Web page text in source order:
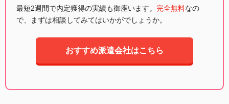
最短2週間で内定獲得の実績も御座います。 完全無料なの
で、まずは相談してみてはいかがでしょうか。
おすすめ派遣会社はこちら